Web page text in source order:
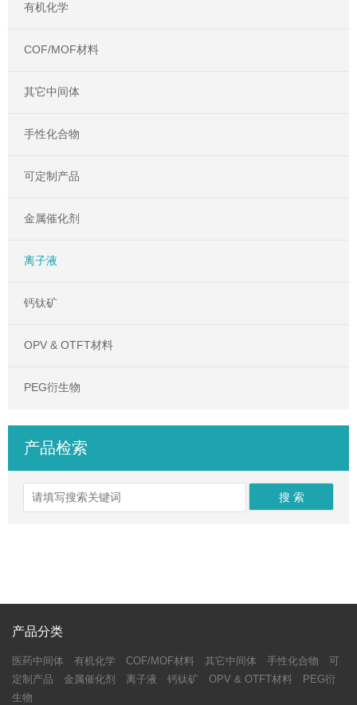
有机化学
COF/MOF材料
其它中间体
手性化合物
可定制产品
金属催化剂
离子液
钙钛矿
OPV & OTFT材料
PEG衍生物
产品检索
产品分类
医药中间体 有机化学 COF/MOF材料 其它中间体 手性化合物
可
定制产品
金属催化剂 离子液 钙钛矿 OPV & OTFT材料
PEG衍
生物